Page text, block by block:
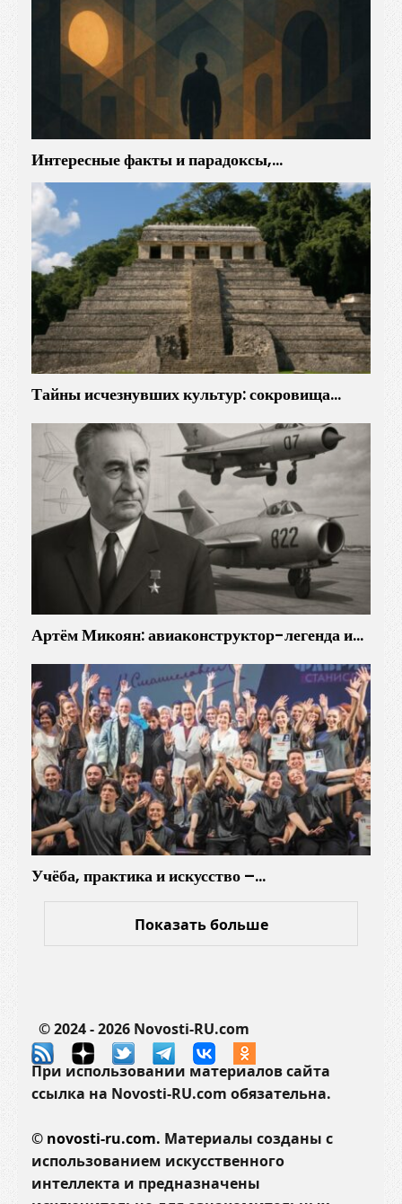
Интересные факты и парадоксы,…
Тайны исчезнувших культур: сокровища…
Артём Микоян: авиаконструктор-легенда и…
Учёба, практика и искусство –…
Показать больше
© 2024 - 2026 Novosti-RU.com
При использовании материалов сайта
ссылка на Novosti-RU.com обязательна.
© novosti-ru.com. Материалы созданы с
использованием искусственного
интеллекта и предназначены